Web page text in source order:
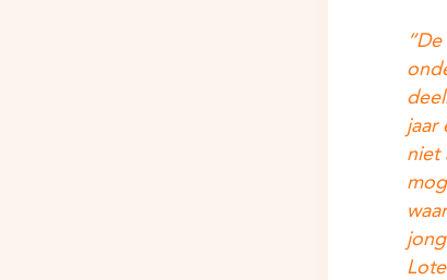
jaar
niet